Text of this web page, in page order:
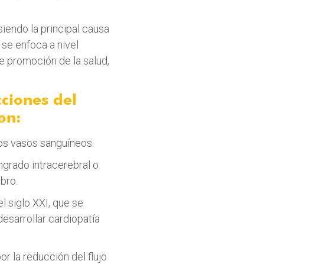
la principal causa
enfoca a nivel
promoción de la salud,
del
vasos sanguíneos.
intracerebral o
siglo XXI, que se
cardiopatía
la reducción del flujo